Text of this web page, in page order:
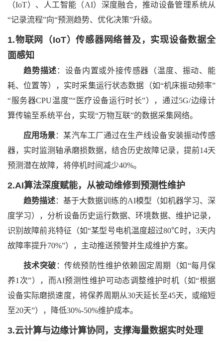
（IoT）、人工智能（AI）深度融合，推动设备管理系统从
“记录流程”向“预测趋势、优化决策”升级。
1.物联网（IoT）传感器网络普及，实现设备数据全
面感知
趋势描述 ：设备内置或外接传感器（温度、振动、能
耗、位置等），实时采集运行状态数据（如“机床振动频率”
“服务器CPU温度”“医疗设备运行时长”），通过5G/边缘计
算传输至系统平台，实现“万物互联”的数据采集网络。
应用场景：某汽车工厂通过在生产线设备安装振动传感
器，实时监测轴承磨损数据，结合历史故障记录，提前14天
预测潜在故障，将停机时间减少40%。
2.AI算法深度赋能，从被动维修到预测性维护
趋势描述：基于大数据训练的AI模型（如机器学习、深
度学习），分析设备历史运行数据、环境数据、维护记录，
识别故障前兆特征（如“某型号电机温度超过80℃时，3天内
故障率提升70%”），主动推送预警并生成维护方案。
技术突破 ：传统预防性维护依赖固定周期（如“每月保
养1次”），而AI预测性维护可动态调整维护时机（如“根据
设备实际磨损速度，将保养周期从30天延长至45天，或缩短
至20天”），降低30%-50%维护成本。
3.云计算与边缘计算协同，支撑海量数据实时处理